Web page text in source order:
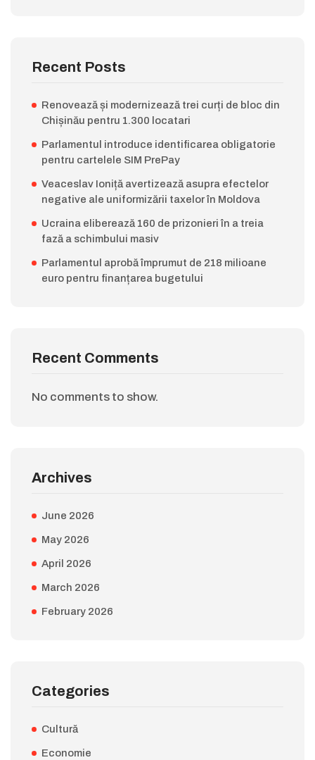
Recent Posts
Renovează și modernizează trei curți de bloc din
Chișinău pentru 1.300 locatari
Parlamentul introduce identificarea obligatorie
pentru cartelele SIM PrePay
Veaceslav Ioniță avertizează asupra efectelor
negative ale uniformizării taxelor în Moldova
Ucraina eliberează 160 de prizonieri în a treia
fază a schimbului masiv
Parlamentul aprobă împrumut de 218 milioane
euro pentru finanțarea bugetului
Recent Comments
No comments to show.
Archives
June 2026
May 2026
April 2026
March 2026
February 2026
Categories
Cultură
Economie